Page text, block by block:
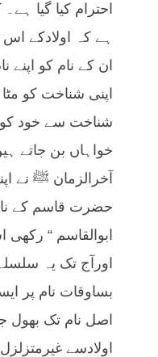
احترام کیا گیا
ہے کہ اولادکے
ان کے نام کو اپنے
اپنی شناخت کو
شناخت سے خود کو
خواہاں بن جاتے
آخرالزمان ﷺ نے
حضرت قاسم کے
ابوالقاسم “
اورآج تک یہ
بساوقات نام پر
اصل نام تک بھول
اولادسے